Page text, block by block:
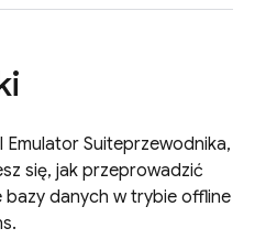
Emulator Suiteprzewodnika,
się, jak przeprowadzić
danych w trybie offline
.